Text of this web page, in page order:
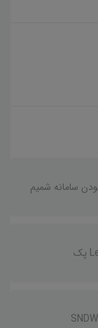
سامانه شمیم